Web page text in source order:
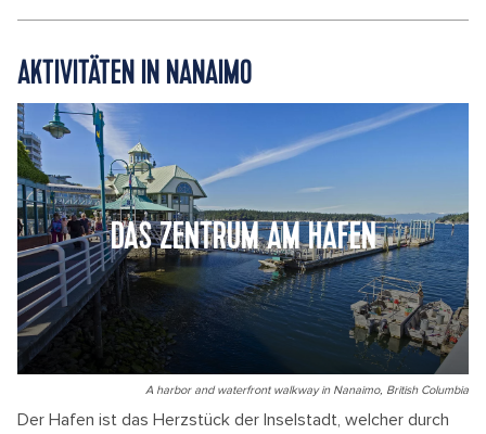
AKTIVITÄTEN IN NANAIMO
DAS ZENTRUM AM HAFEN
A harbor and waterfront walkway in Nanaimo, British Columbia
Der Hafen ist das Herzstück der Inselstadt, welcher durch